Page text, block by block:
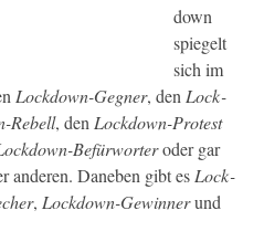
down
spiegelt
sich im
Lock­down-Geg­n­er, den Lock­
Rebell, den Lock­down-Protest
Befür­worteroder gar
anderen. Daneben gibt es Lock­
, Lock­down-Gewin­nerund